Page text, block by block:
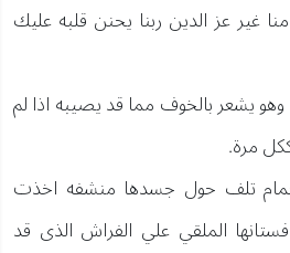
غير عز الدين ربنا يحنن قلبه عليك
يشعر بالخوف مما قد يصيبه اذا لم
مرة.
تلف حول جسدها منشفه اخذت
الملقي علي الفراش الذى قد